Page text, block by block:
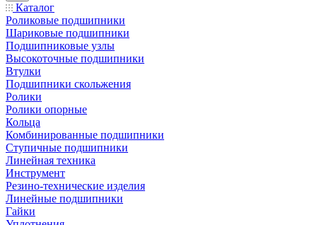
Каталог
Роликовые подшипники
Шариковые подшипники
Подшипниковые узлы
Высокоточные подшипники
Втулки
Подшипники скольжения
Ролики
Ролики опорные
Кольца
Комбинированные подшипники
Ступичные подшипники
Линейная техника
Инструмент
Резино-технические изделия
Линейные подшипники
Гайки